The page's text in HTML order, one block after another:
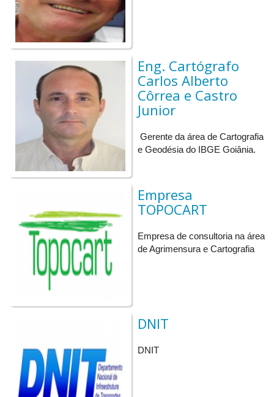
• Complementar a formação acadêmica;
CONFIRA NOS ARQUIVOS ABAIXO OS HORÁRIOS DAS
APRESENTAÇÕES
Eng. Cartógrafo
Carlos Alberto
Côrrea e Castro
Junior
Gerente da área de Cartografia
e Geodésia do IBGE Goiânia.
Empresa
TOPOCART
Empresa de consultoria na área
de Agrimensura e Cartografia
DNIT
DNIT